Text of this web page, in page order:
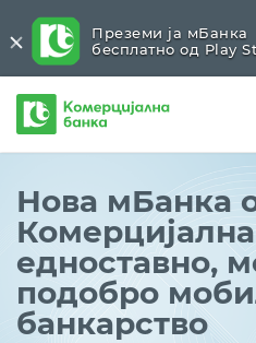
Правни лица
За нас
Блог
Комерцијална
банка
Нова мБанка
едноставно,
подобро
банкарство
Преземи ја мБанка
бесплатно од Play